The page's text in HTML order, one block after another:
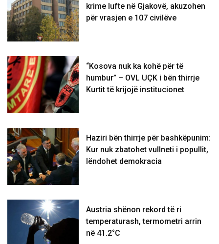
krime lufte në Gjakovë, akuzohen
për vrasjen e 107 civilëve
“Kosova nuk ka kohë për të
humbur” – OVL UÇK i bën thirrje
Kurtit të krijojë institucionet
Haziri bën thirrje për bashkëpunim:
Kur nuk zbatohet vullneti i popullit,
lëndohet demokracia
Austria shënon rekord të ri
temperaturash, termometri arrin
në 41.2°C